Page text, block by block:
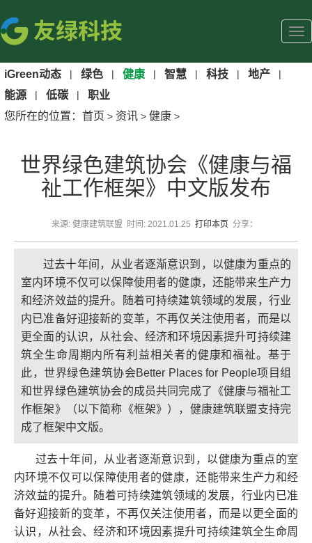
iGreen动态 | 绿色 | 健康 | 智慧 | 科技 | 地产 |
能源 | 低碳 |
职业
您所在的位置： 首页 > 资讯 > 健康 >
世界绿色建筑协会《健康与福
祉工作框架》中文版发布
来源: 健康建筑联盟 时间: 2021.01.25 打印本页 分享：
过去十年间，从业者逐渐意识到，以健康为重点的
室内环境不仅可以保障使用者的健康，还能带来生产力
和经济效益的提升。随着可持续建筑领域的发展，行业
内已准备好迎接新的变革，不再仅关注使用者，而是以
更全面的认识，从社会、经济和环境因素提升可持续建
筑全生命周期内所有利益相关者的健康和福祉。基于
此，世界绿色建筑协会Better Places for People项目组
和世界绿色建筑协会的成员共同完成了《健康与福祉工
作框架》（以下简称《框架》），健康建筑联盟支持完
成了框架中文版。
过去十年间，从业者逐渐意识到，以健康为重点的室
内环境不仅可以保障使用者的健康，还能带来生产力和经
济效益的提升。随着可持续建筑领域的发展，行业内已准
备好迎接新的变革，不再仅关注使用者，而是以更全面的
认识，从社会、经济和环境因素提升可持续建筑全生命周